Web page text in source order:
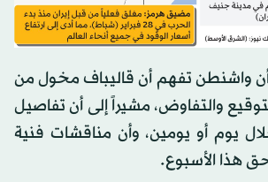
واشنطن تفهم أن قاليباف مخول من
والتفاوض، مشيراً إلى أن تفاصيل
يوم أو يومين، وأن مناقشات فنية
هذا الأسبوع.